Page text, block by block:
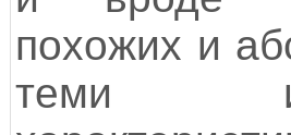
похожих и
теми